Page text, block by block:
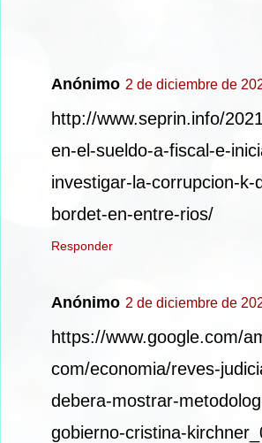
Anónimo 2 de diciembre de
http://www.seprin.info/
en-el-sueldo-a-fiscal-e-
investigar-la-corrupcion-k-
bordet-en-entre-rios/
Responder
Anónimo 2 de diciembre de
https://www.google.com/
com/economia/reves-
debera-mostrar-
gobierno-cristina-